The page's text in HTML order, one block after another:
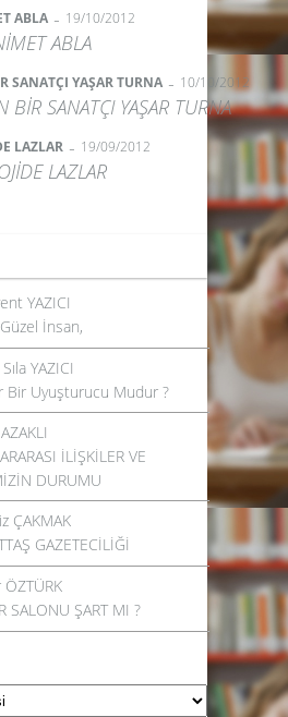
ABLA - 19/10/2012
ABLA
SANATÇI YAŞAR TURNA - 10/10/2012
BİR SANATÇI YAŞAR TURNA
LAZLAR - 19/09/2012
LAZLAR
YAZICI
İnsan,
YAZICI
Bir Uyuşturucu Mudur ?
İLİŞKİLER VE
DURUMU
ÇAKMAK
GAZETECİLİĞİ
ÖZTÜRK
SALONU ŞART MI ?